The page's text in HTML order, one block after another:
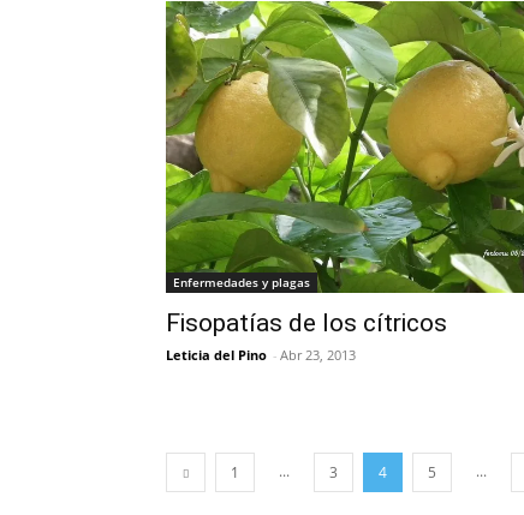
Enfermedades y plagas
Fisopatías de los cítricos
Leticia del Pino - Abr 23, 2013
1 ... 3 4 5 ...